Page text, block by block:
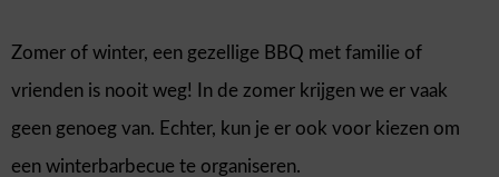
Zomer of winter, een gezellige BBQ met familie of
vrienden is nooit weg! In de zomer krijgen we er vaak
geen genoeg van. Echter, kun je er ook voor kiezen om
een winterbarbecue te organiseren.